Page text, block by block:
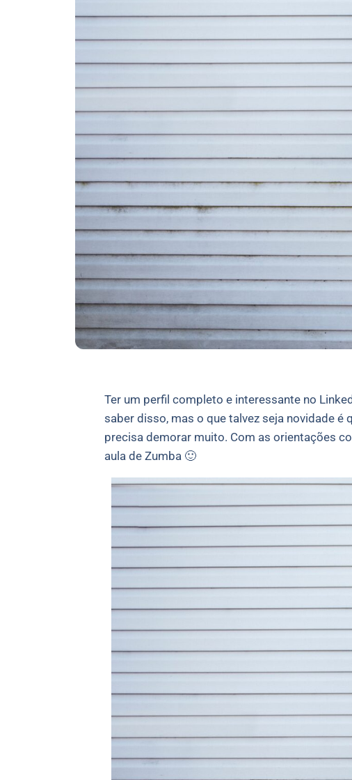
Ter um perfil completo e interessante no
saber disso, mas o que talvez seja novidade
precisa demorar muito. Com as orientações
aula de Zumba 🙂